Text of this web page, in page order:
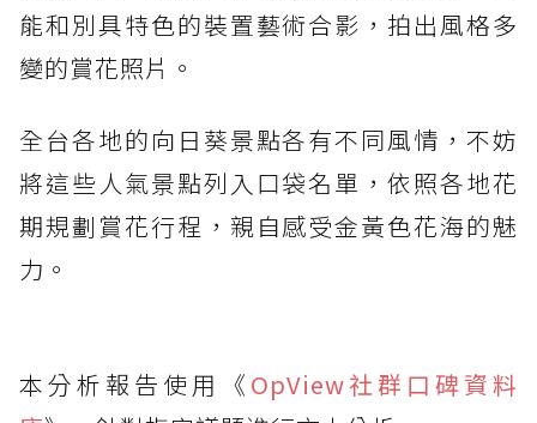
能和別具特色的裝置藝術合影，拍出風格多
變的賞花照片。
全台各地的向日葵景點各有不同風情，不妨
將這些人氣景點列入口袋名單，依照各地花
期規劃賞花行程，親自感受金黃色花海的魅
力。
本分析報告使用《 OpView社群口碑資料